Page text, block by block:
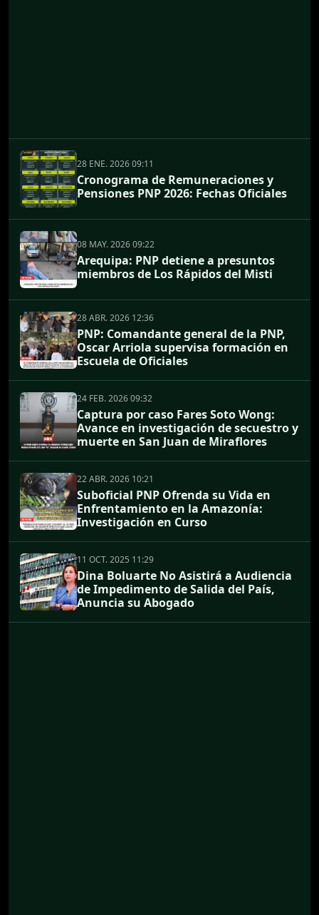
28 ENE. 2026 09:11
Cronograma de Remuneraciones y
Pensiones PNP 2026: Fechas Oficiales
08 MAY. 2026 09:22
Arequipa: PNP detiene a presuntos
miembros de Los Rápidos del Misti
28 ABR. 2026 12:36
PNP: Comandante general de la PNP,
Oscar Arriola supervisa formación en
Escuela de Oficiales
24 FEB. 2026 09:32
Captura por caso Fares Soto Wong:
Avance en investigación de secuestro y
muerte en San Juan de Miraflores
22 ABR. 2026 10:21
Suboficial PNP Ofrenda su Vida en
Enfrentamiento en la Amazonía:
Investigación en Curso
11 OCT. 2025 11:29
Dina Boluarte No Asistirá a Audiencia
de Impedimento de Salida del País,
Anuncia su Abogado